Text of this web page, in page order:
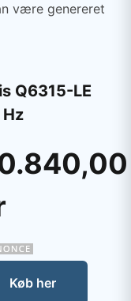
være genereret
Q6315-LE
Køb her